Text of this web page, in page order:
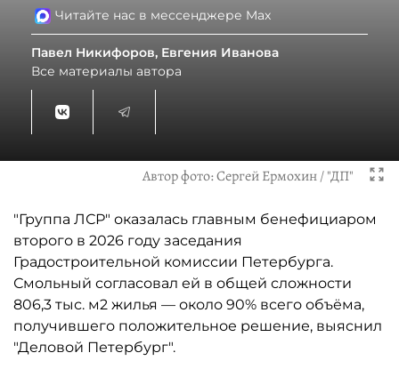
Читайте нас в мессенджере Max
Павел Никифоров, Евгения Иванова
Все материалы автора
Автор фото:Сергей Ермохин / "ДП"
"Группа ЛСР" оказалась главным бенефициаром
второго в 2026 году заседания
Градостроительной комиссии Петербурга.
Смольный согласовал ей в общей сложности
806,3 тыс. м2 жилья — около 90% всего объёма,
получившего положительное решение, выяснил
"Деловой Петербург".